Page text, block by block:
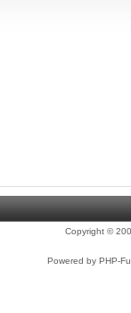
Copyright ©
Powered by PHP-